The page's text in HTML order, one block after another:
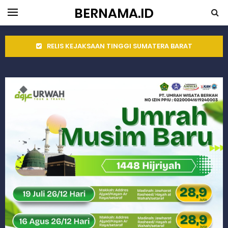
BERNAMA.ID
RELIS KEJAKSAAN TINGGI SUMATERA BARAT
Peringati Hari Koperasi ke-79, Wagub Sumbar Dorong Koperasi Jadi Motor Penggerak Ekonomi Rakyat
Dilantik sebagai Ketua Umum Gema Keadilan, Rahmat Saleh Ajak Anak Muda Jadi Pemimpin Bangsa
Bangunan Liar di Atas Aset PT KAI Diduga Dibiarkan, Publik Pertanyakan Ketegasan Penegakan Hukum
Gubernur Mahyeldi dan Menteri LH Bahas Penguatan Perhutanan Sosial, Pengelolaan Sampah, dan Perdagangan Karbon
Soal Isu Kejati Sumatera Barat Jemput Mahasiswa Paska Demo, Ini Bantahan Asintel Kejati Sumbar
Danrem 032/Wbr: Jadikan Pengabdian sebagai Ibadah kepada Tuhan Yang Maha Esa
Ini Penjelasan Kejaksaan Tinggi Sumatera Barat tentang Kasus Jembatan Sikabu Padang Pariaman